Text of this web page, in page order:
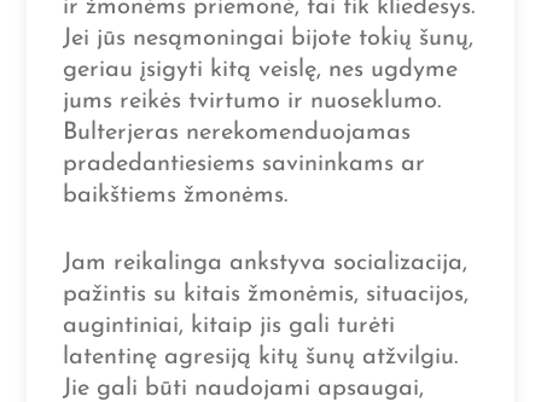
ir žmonėms priemonė, tai tik kliedesys.
Jei jūs nesąmoningai bijote tokių šunų,
geriau įsigyti kitą veislę, nes ugdyme
jums reikės tvirtumo ir nuoseklumo.
Bulterjeras nerekomenduojamas
pradedantiesiems savininkams ar
baikštiems žmonėms.
Jam reikalinga ankstyva socializacija,
pažintis su kitais žmonėmis, situacijos,
augintiniai, kitaip jis gali turėti
latentinę agresiją kitų šunų atžvilgiu.
Jie gali būti naudojami apsaugai,